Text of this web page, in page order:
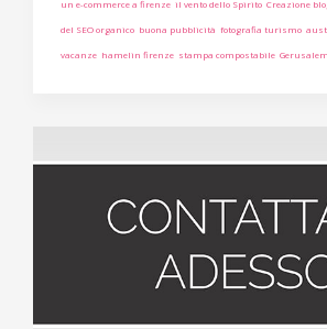
un e-commerce a firenze il vento dello Spirito Creazione
del SEO organico buona pubblicità fotografia turismo
vacanze hamelin firenze stampa compostabile